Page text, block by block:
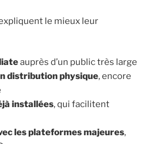
le mieux leur
auprès d’un public très large
distribution physique, encore
installées, qui facilitent
les plateformes majeures,